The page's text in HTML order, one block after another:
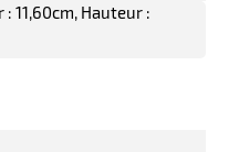
: 11,60cm Hauteur :